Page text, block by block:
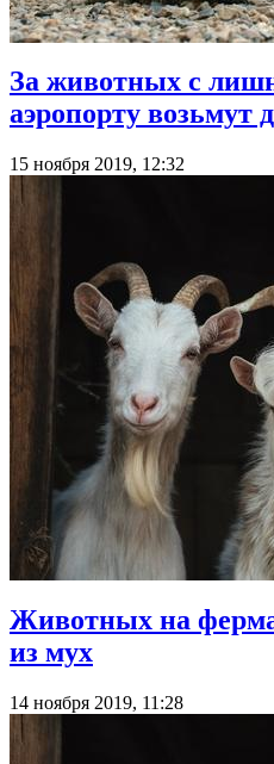
За животных с
аэропорту возьмут
15 ноября 2019, 12:32
Животных на
из мух
14 ноября 2019, 11:28